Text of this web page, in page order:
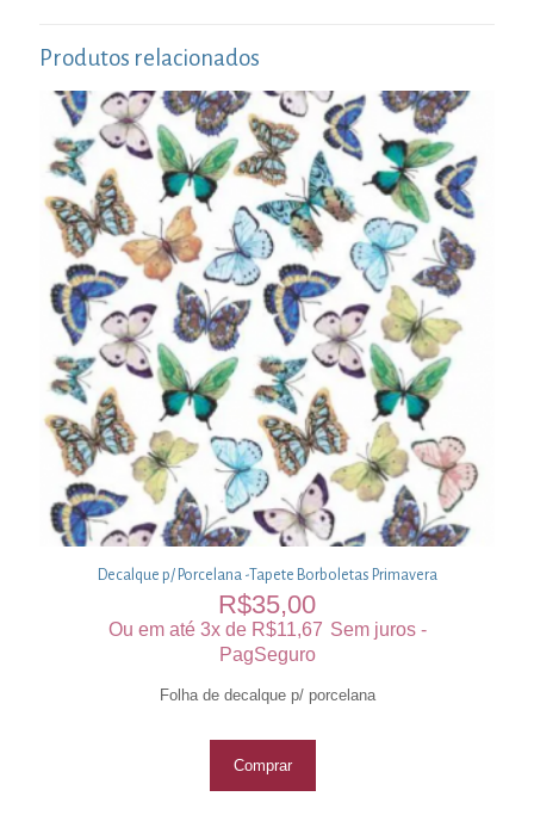
Produtos relacionados
Decalque p/ Porcelana -Tapete Borboletas Primavera
R$35,00
Ou em até 3x de R$11,67 Sem juros -
PagSeguro
Folha de decalque p/ porcelana
Comprar